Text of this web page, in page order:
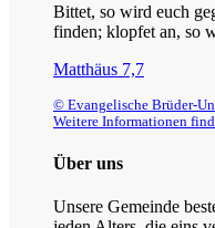
Bittet, so wird euch
finden; klopfet an, so
Matthäus 7,7
© Evangelische Brüder-
Weitere Informationen
Über uns
Unsere Gemeinde